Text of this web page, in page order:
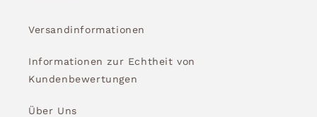
Versandinformationen
Informationen zur Echtheit von
Kundenbewertungen
Über Uns